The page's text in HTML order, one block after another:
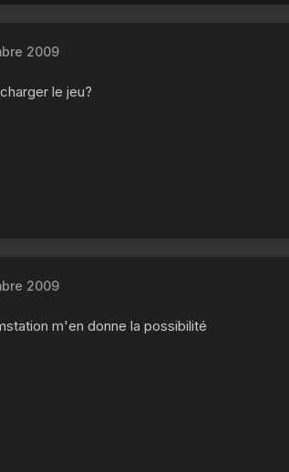
2009
le jeu?
2009
m'en donne la possibilité